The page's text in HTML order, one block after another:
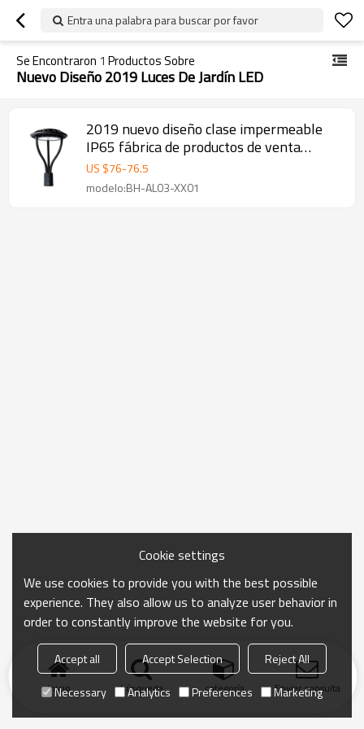
Entra una palabra para buscar por favor
Se Encontraron 1 Productos Sobre
Nuevo Diseño 2019 Luces De Jardín LED
2019 nuevo diseño clase impermeable
IP65 fábrica de productos de venta
directa 80w Luces de jardín LED
US $76-76.5
modelo:BH-AL03-XX01
Inicio búsqueda categoría Enviar consulta
Cookie settings
We use cookies to provide you with the best possible
experience. They also allow us to analyze user behavior in
order to constantly improve the website for you.
Accept all Accept Selection
Reject All
Necessary
Analytics Preferences Marketing